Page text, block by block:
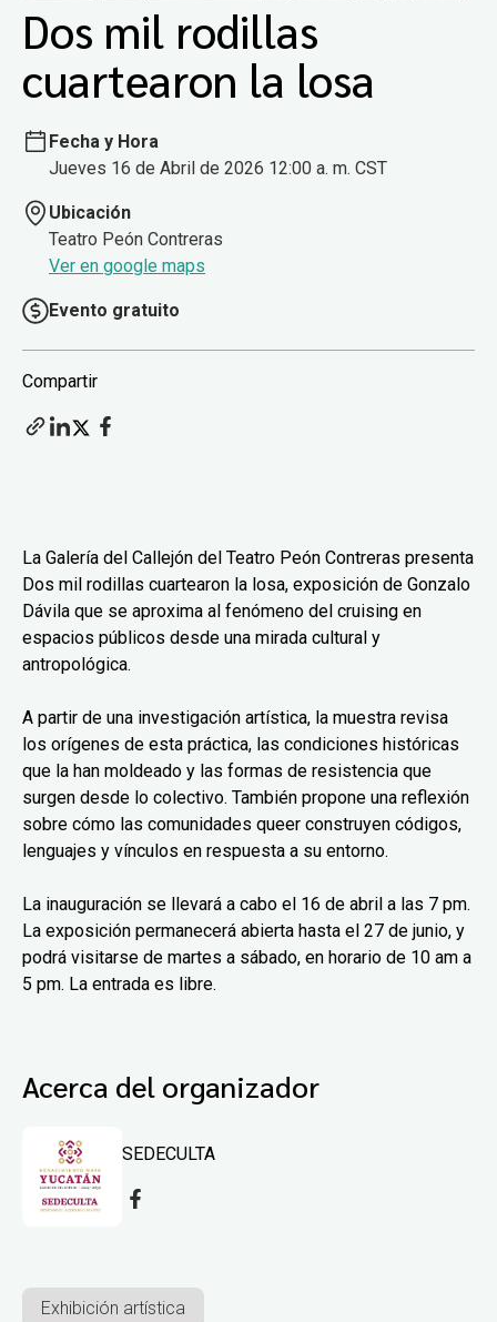
Dos mil rodillas
cuartearon la losa
Fecha y Hora
Jueves 16 de Abril de 2026 12:00 a. m. CST
Ubicación
Teatro Peón Contreras
Ver en google maps
Evento gratuito
Compartir
La Galería del Callejón del Teatro Peón Contreras presenta
Dos mil rodillas cuartearon la losa, exposición de Gonzalo
Dávila que se aproxima al fenómeno del cruising en
espacios públicos desde una mirada cultural y
antropológica.
A partir de una investigación artística, la muestra revisa
los orígenes de esta práctica, las condiciones históricas
que la han moldeado y las formas de resistencia que
surgen desde lo colectivo. También propone una reflexión
sobre cómo las comunidades queer construyen códigos,
lenguajes y vínculos en respuesta a su entorno.
La inauguración se llevará a cabo el 16 de abril a las 7 pm.
La exposición permanecerá abierta hasta el 27 de junio, y
podrá visitarse de martes a sábado, en horario de 10 am a
5 pm. La entrada es libre.
Acerca del organizador
SEDECULTA
Exhibición artística